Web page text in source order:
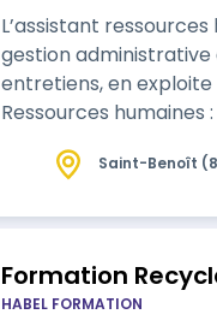
L’assistant
gestion administrative du
entretiens, en exploite
Ressources humaines
la paie, afin deSaint-Benoît
Formation
HABEL FORMATION